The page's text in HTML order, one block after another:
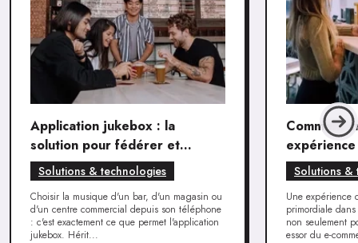
Application jukebox : la
solution pour fédérer et
surprendre ses clients
Solutions & technologies
Choisir la musique d'un bar, d'un magasin ou
d'un centre commercial depuis son téléphone
: c'est exactement ce que permet l'application
jukebox. Hérit...
Comment
de vente à
Solutions &
Une expérience
primordiale
non seulement
essor du e-